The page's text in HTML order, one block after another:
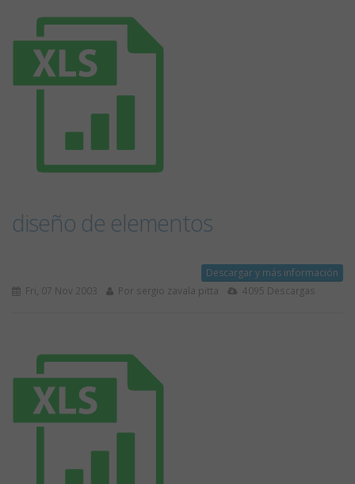
diseño de elementos
Descargar y más información
Fri, 07 Nov 2003 Por sergio zavala pitta 4095 Descargas